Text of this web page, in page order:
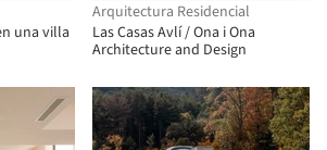
una villa
Arquitectura Residencial
Las Casas Avlí / Ona i Ona
Architecture and Design